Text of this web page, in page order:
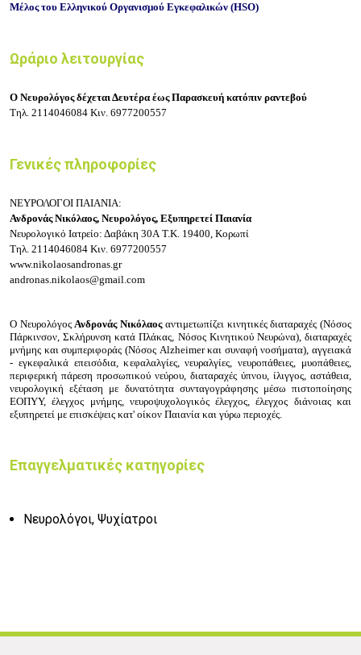
Μέλος του Ελληνικού Οργανισμού Εγκεφαλικών (HSO)
Ωράριο λειτουργίας
Ο Νευρολόγος δέχεται Δευτέρα έως Παρασκευή κατόπιν ραντεβού
Τηλ. 2114046084 Κιν. 6977200557
Γενικές πληροφορίες
ΝΕΥΡΟΛΟΓΟΙ ΠΑΙΑΝΙΑ:
Ανδρονάς Νικόλαος, Νευρολόγος, Εξυπηρετεί Παιανία
Νευρολογικό Ιατρείο: Δαβάκη 30A Τ.Κ. 19400, Κορωπί
Τηλ. 2114046084 Κιν. 6977200557
www.nikolaosandronas.gr
andronas.nikolaos@gmail.com
Ο ΝευρολόγοςΑνδρονάς Νικόλαοςαντιμετωπίζει κινητικές διαταραχές (Nόσος
Πάρκινσον, Σκλήρυνση κατά Πλάκας, Νόσος Κινητικού Νευρώνα), διαταραχές
μνήμης και συμπεριφοράς (Νόσος Alzheimer και συναφή νοσήματα), αγγειακά
- εγκεφαλικά επεισόδια, κεφαλαλγίες, νευραλγίες, νευροπάθειες, μυοπάθειες,
περιφερική πάρεση προσωπικού νεύρου, διαταραχές ύπνου, ίλιγγος, αστάθεια,
νευρολογική εξέταση με δυνατότητα συνταγογράφησης μέσω πιστοποίησης
ΕΟΠΥΥ, έλεγχος μνήμης, νευροψυχολογικός έλεγχος, έλεγχος διάνοιας και
εξυπηρετεί με επισκέψεις κατ' οίκον Παιανία και γύρω περιοχές.
Επαγγελματικές κατηγορίες
Νευρολόγοι, Ψυχίατροι